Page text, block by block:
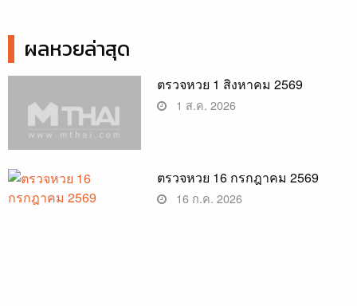
ผลหวยล่าสุด
ตรวจหวย 1 สิงหาคม 2569
1 ส.ค. 2026
ตรวจหวย 16 กรกฎาคม 2569
16 ก.ค. 2026